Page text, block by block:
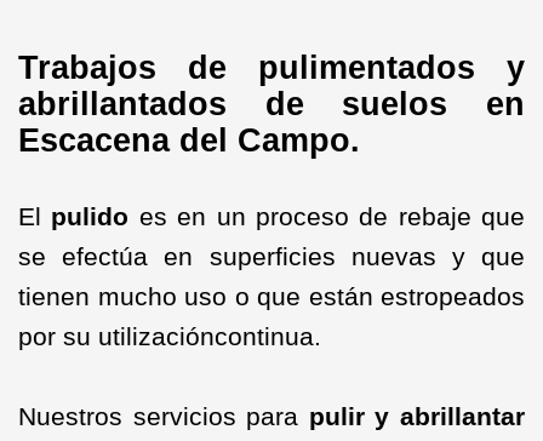
Trabajos de pulimentados y
abrillantados de suelos en
Escacena del Campo.
El pulido es en un proceso de rebaje que
se efectúa en superficies nuevas y que
tienen mucho uso o que están estropeados
por su utilizacióncontinua.
Nuestros servicios para pulir y abrillantar